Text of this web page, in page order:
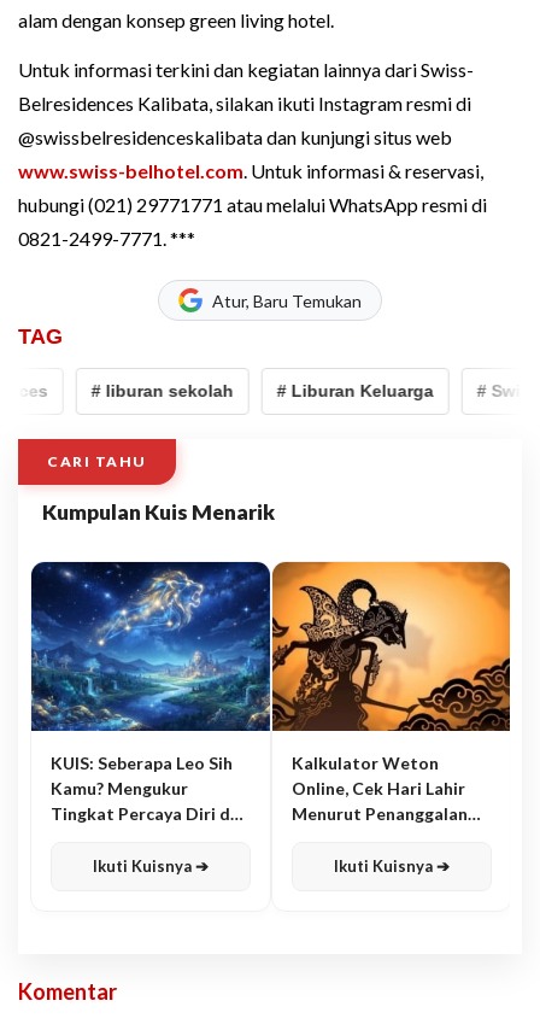
alam dengan konsep green living hotel.
Untuk informasi terkini dan kegiatan lainnya dari Swiss-
Belresidences Kalibata, silakan ikuti Instagram resmi di
@swissbelresidenceskalibata dan kunjungi situs web
www.swiss-belhotel.com. Untuk informasi & reservasi,
hubungi (021) 29771771 atau melalui WhatsApp resmi di
0821-2499-7771. ***
Atur, Baru Temukan
TAG
# liburan sekolah # Liburan Keluarga # Swiss-
CARI TAHU
Kumpulan Kuis Menarik
KUIS: Seberapa Leo Sih
Kamu? Mengukur
Tingkat Percaya Diri dan
Ikuti Kuisnya ➔
Kalkulator Weton
Online, Cek Hari Lahir
Menurut Penanggalan
Ikuti Kuisnya ➔
Komentar